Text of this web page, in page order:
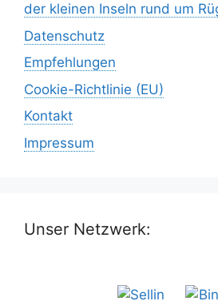
der kleinen Inseln rund um
Datenschutz
Empfehlungen
Cookie-Richtlinie (EU)
Kontakt
Impressum
Unser Netzwerk: